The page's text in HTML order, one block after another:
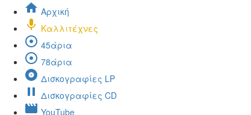
home Αρχική
mic Καλλιτέχνες
adjust 45άρια
adjust 78άρια
album Δισκογραφίες LP
pause Δισκογραφίες CD
movie YouTube